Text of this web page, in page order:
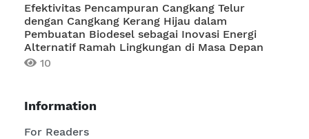
Efektivitas Pencampuran Cangkang Telur
dengan Cangkang Kerang Hijau dalam
Pembuatan Biodesel sebagai Inovasi Energi
Alternatif Ramah Lingkungan di Masa Depan
10
Information
For Readers